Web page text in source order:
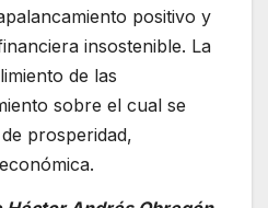
positivo y
insostenible. La
de las
sobre el cual se
prosperidad,